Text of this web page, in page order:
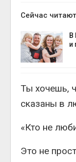
Сейчас читают
В
и
Ты хочешь,
сказаны в
«Кто не
Это не